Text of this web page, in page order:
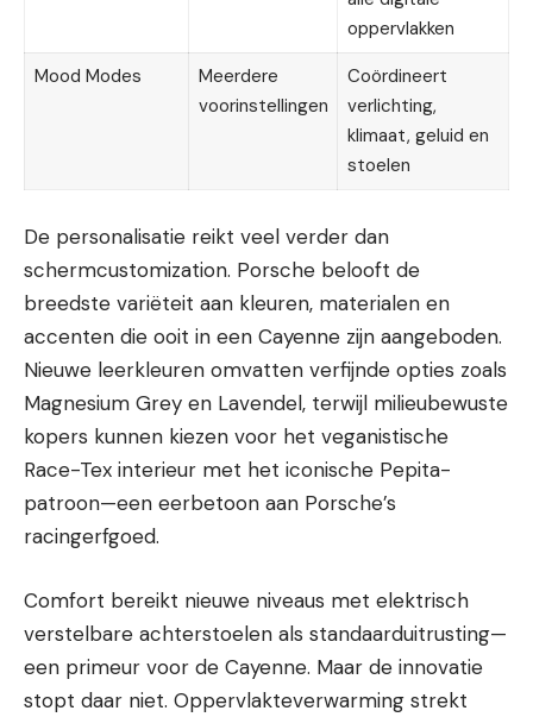
oppervlakken
Mood Modes
Meerdere
voorinstellingen
Coördineert
verlichting,
klimaat, geluid en
stoelen
De personalisatie reikt veel verder dan
schermcustomization. Porsche belooft de
breedste variëteit aan kleuren, materialen en
accenten die ooit in een Cayenne zijn aangeboden.
Nieuwe leerkleuren omvatten verfijnde opties zoals
Magnesium Grey en Lavendel, terwijl milieubewuste
kopers kunnen kiezen voor het veganistische
Race-Tex interieur met het iconische Pepita-
patroon—een eerbetoon aan Porsche’s
racingerfgoed.
Comfort bereikt nieuwe niveaus met elektrisch
verstelbare achterstoelen als standaarduitrusting—
een primeur voor de Cayenne. Maar de innovatie
stopt daar niet. Oppervlakteverwarming strekt